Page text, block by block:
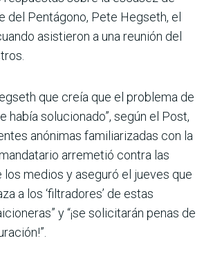
del Pentágono, Pete Hegseth, el
asistieron a una reunión del
que creía que el problema de
había solucionado”, según el Post,
anónimas familiarizadas con la
arremetió contra las
medios y aseguró el jueves que
a los ‘filtradores’ de estas
y “¡se solicitarán penas de